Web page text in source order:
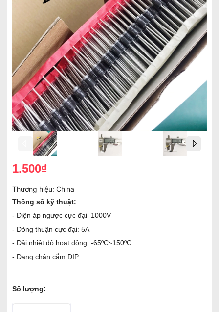
1.500₫
Thương hiệu: China
Thông số kỹ thuật:
- Điện áp ngược cực đại: 1000V
- Dòng thuận cực đại: 5A
- Dải nhiệt độ hoạt động: -65ºC~150ºC
- Dạng chân cắm DIP
Số lượng: